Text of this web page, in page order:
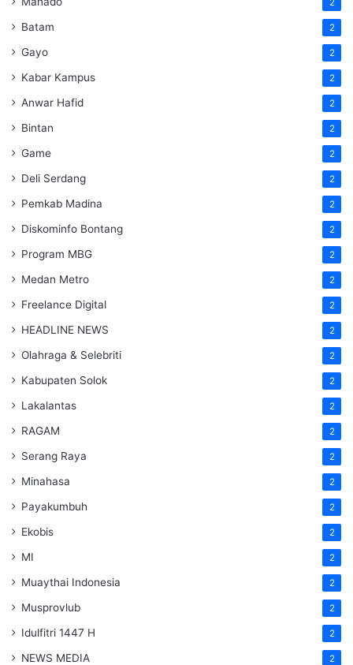
2
Batam 2
Gayo 2
Kabar Kampus 2
Anwar Hafid 2
Bintan 2
Game 2
Deli Serdang 2
Pemkab Madina 2
Diskominfo Bontang 2
Program MBG 2
Medan Metro 2
Freelance Digital 2
HEADLINE NEWS 2
Olahraga & Selebriti 2
Kabupaten Solok 2
Lakalantas 2
RAGAM 2
Serang Raya 2
Minahasa 2
Payakumbuh 2
Ekobis 2
MI 2
Muaythai Indonesia 2
Musprovlub 2
Idulfitri 1447 H 2
NEWS MEDIA 2